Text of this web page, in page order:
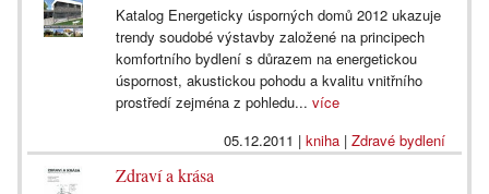
Katalog Energeticky úsporných domů 2012 ukazuje
trendy soudobé výstavby založené na principech
komfortního bydlení s důrazem na energetickou
úspornost, akustickou pohodu a kvalitu vnitřního
prostředí zejména z pohledu...více
05.12.2011 | kniha| Zdravé bydlení
Zdraví a krása